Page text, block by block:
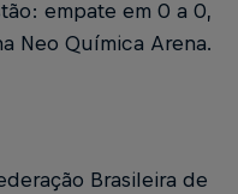
empate em 0 a 0,
Neo Química Arena.
Brasileira de